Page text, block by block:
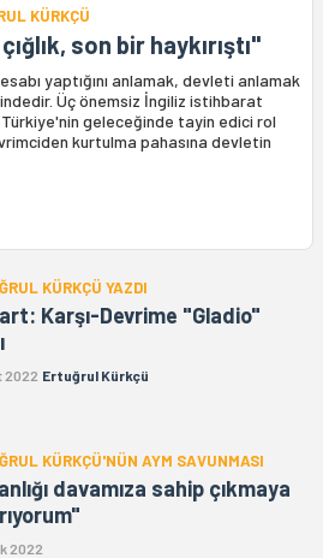
KÜRKÇÜ
son bir haykırıştı"
yaptığını anlamak, devleti anlamak
Üç önemsiz İngiliz istihbarat
Türkiye'nin geleceğinde tayin edici rol
kurtulma pahasına devletin
KÜRKÇÜ YAZDI
Karşı-Devrime "Gladio"
2022 Ertuğrul Kürkçü
KÜRKÇÜ'NÜN AYM SAVUNMASI
davamıza sahip çıkmaya
2022